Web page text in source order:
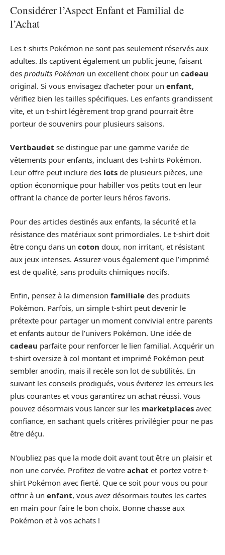
Considérer l’Aspect Enfant et Familial de
l’Achat
Les t-shirts Pokémon ne sont pas seulement réservés aux
adultes. Ils captivent également un public jeune, faisant
des produits Pokémon un excellent choix pour un cadeau
original. Si vous envisagez d’acheter pour un enfant,
vérifiez bien les tailles spécifiques. Les enfants grandissent
vite, et un t-shirt légèrement trop grand pourrait être
porteur de souvenirs pour plusieurs saisons.
Vertbaudet se distingue par une gamme variée de
vêtements pour enfants, incluant des t-shirts Pokémon.
Leur offre peut inclure des lots de plusieurs pièces, une
option économique pour habiller vos petits tout en leur
offrant la chance de porter leurs héros favoris.
Pour des articles destinés aux enfants, la sécurité et la
résistance des matériaux sont primordiales. Le t-shirt doit
être conçu dans un coton doux, non irritant, et résistant
aux jeux intenses. Assurez-vous également que l’imprimé
est de qualité, sans produits chimiques nocifs.
Enfin, pensez à la dimension familiale des produits
Pokémon. Parfois, un simple t-shirt peut devenir le
prétexte pour partager un moment convivial entre parents
et enfants autour de l’univers Pokémon. Une idée de
cadeau parfaite pour renforcer le lien familial. Acquérir un
t-shirt oversize à col montant et imprimé Pokémon peut
sembler anodin, mais il recèle son lot de subtilités. En
suivant les conseils prodigués, vous éviterez les erreurs les
plus courantes et vous garantirez un achat réussi. Vous
pouvez désormais vous lancer sur les marketplaces avec
confiance, en sachant quels critères privilégier pour ne pas
être déçu.
N’oubliez pas que la mode doit avant tout être un plaisir et
non une corvée. Profitez de votre achat et portez votre t-
shirt Pokémon avec fierté. Que ce soit pour vous ou pour
offrir à un enfant, vous avez désormais toutes les cartes
en main pour faire le bon choix. Bonne chasse aux
Pokémon et à vos achats !